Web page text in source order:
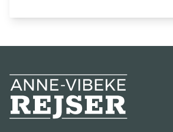
Anne-Vibeke Rejser